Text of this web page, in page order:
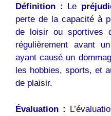
Définition : Le
perte de la capacité à
de loisir ou sportives
régulièrement avant
ayant causé un
les hobbies, sports, et
de plaisir.
Évaluation :